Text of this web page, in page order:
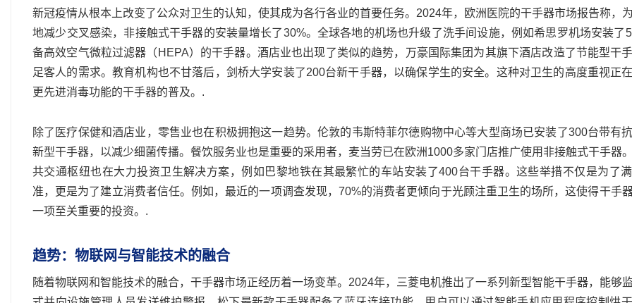
新冠疫情从根本上改变了公众对卫生的认知，使其成为各行各业的首要任务。2024年，欧洲医院的干手器市场报告称，
地减少交叉感染，非接触式干手器的安装量增长了30%。全球各地的机场也升级了洗手间设施，例如希思罗机场安装了
备高效空气微粒过滤器（HEPA）的干手器。酒店业也出现了类似的趋势，万豪国际集团为其旗下酒店改造了节能型干
足客人的需求。教育机构也不甘落后，剑桥大学安装了200台新干手器，以确保学生的安全。这种对卫生的高度重视正
更先进消毒功能的干手器的普及。.
除了医疗保健和酒店业，零售业也在积极拥抱这一趋势。伦敦的韦斯特菲尔德购物中心等大型商场已安装了300台带有
新型干手器，以减少细菌传播。餐饮服务业也是重要的采用者，麦当劳已在欧洲1000多家门店推广使用非接触式干手器
共交通枢纽也在大力投资卫生解决方案，例如巴黎地铁在其最繁忙的车站安装了400台干手器。这些举措不仅是为了
准，更是为了建立消费者信任。例如，最近的一项调查发现，70%的消费者更倾向于光顾注重卫生的场所，这使得干手
一项至关重要的投资。.
趋势：物联网与智能技术的融合
随着物联网和智能技术的融合，干手器市场正经历着一场变革。2024年，三菱电机推出了一系列新型智能干手器，能够